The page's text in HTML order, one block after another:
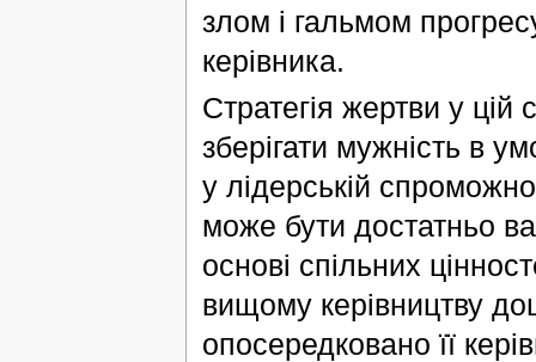
злом і гальмом
керівника.
Стратегія жертви у цій
зберігати мужність в
у лідерській
може бути достатньо
основі спільних
вищому керівництву
опосередковано її